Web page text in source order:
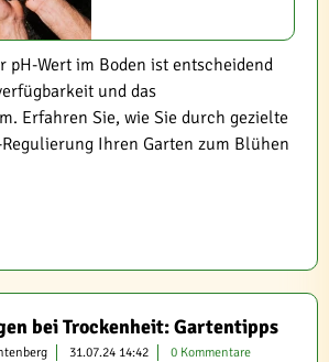
pH-Wert im Boden ist entscheidend
und das
Erfahren Sie, wie Sie durch gezielte
Ihren Garten zum Blühen
bei Trockenheit: Gartentipps
31.07.24 14:42 0 Kommentare